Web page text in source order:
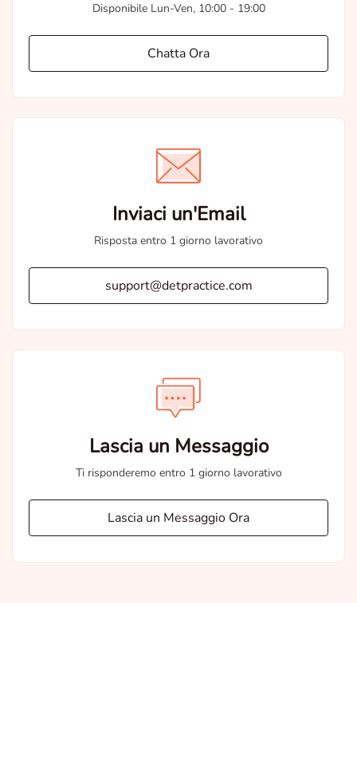
Disponibile Lun-Ven, 10:00 - 19:00
Chatta Ora
Inviaci un'Email
Risposta entro 1 giorno lavorativo
support@detpractice.com
Lascia un Messaggio
Ti risponderemo entro 1 giorno lavorativo
Lascia un Messaggio Ora